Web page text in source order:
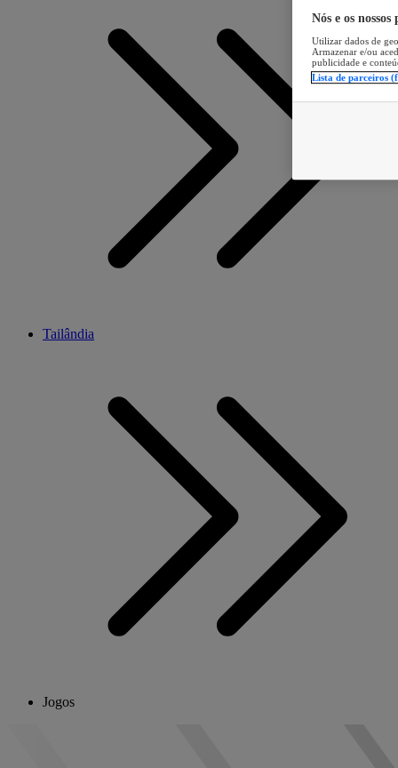
Tailândia
Jogos
Nós e os
Utilizar dados de
Armazenar e/ou
publicidade e
Lista de parceiros